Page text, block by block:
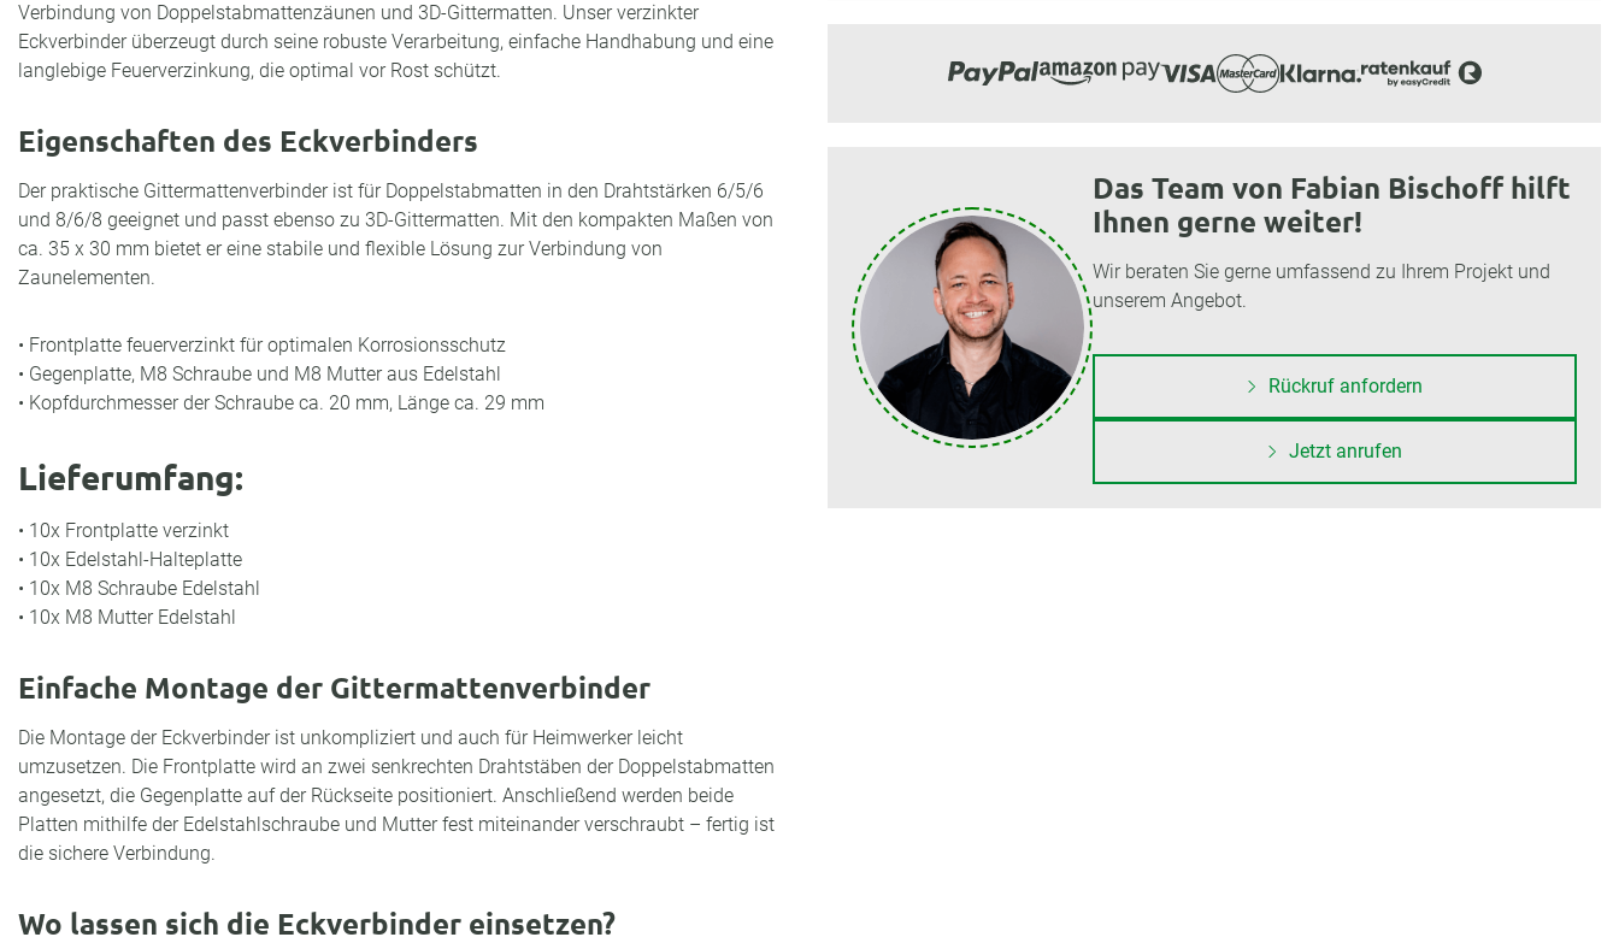
Verbindung von Doppelstabmattenzäunen und 3D-Gittermatten. Unser verzinkter
Eckverbinder überzeugt durch seine robuste Verarbeitung, einfache Handhabung und eine
langlebige Feuerverzinkung, die optimal vor Rost schützt.
Eigenschaften des Eckverbinders
Der praktische Gittermattenverbinder ist für Doppelstabmatten in den Drahtstärken 6/5/6
und 8/6/8 geeignet und passt ebenso zu 3D-Gittermatten. Mit den kompakten Maßen von
ca. 35 x 30 mm bietet er eine stabile und flexible Lösung zur Verbindung von
Zaunelementen.
• Frontplatte feuerverzinkt für optimalen Korrosionsschutz
• Gegenplatte, M8 Schraube und M8 Mutter aus Edelstahl
• Kopfdurchmesser der Schraube ca. 20 mm, Länge ca. 29 mm
Lieferumfang:
• 10x Frontplatte verzinkt
• 10x Edelstahl-Halteplatte
• 10x M8 Schraube Edelstahl
• 10x M8 Mutter Edelstahl
Einfache Montage der Gittermattenverbinder
Die Montage der Eckverbinder ist unkompliziert und auch für Heimwerker leicht
umzusetzen. Die Frontplatte wird an zwei senkrechten Drahtstäben der Doppelstabmatten
angesetzt, die Gegenplatte auf der Rückseite positioniert. Anschließend werden beide
Platten mithilfe der Edelstahlschraube und Mutter fest miteinander verschraubt – fertig ist
die sichere Verbindung.
Wo lassen sich die Eckverbinder einsetzen?
Das Team von Fabian Bischoff hilft
Ihnen gerne weiter!
Wir beraten Sie gerne umfassend zu Ihrem Projekt und
unserem Angebot.
Rückruf anfordern
Jetzt anrufen